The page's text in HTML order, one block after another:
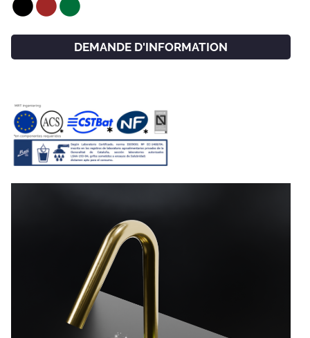
INSTAGRAM
ESP ENG FRA
DEMANDE D'INFORMATION